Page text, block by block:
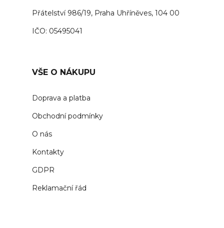
Přátelství 986/19, Praha Uhříněves, 104 00
IČO: 05495041
VŠE O NÁKUPU
Doprava a platba
Obchodní podmínky
O nás
Kontakty
GDPR
Reklamační řád